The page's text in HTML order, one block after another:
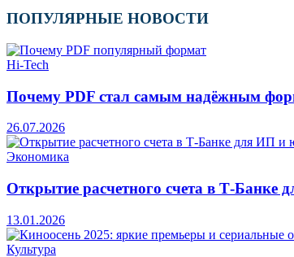
ПОПУЛЯРНЫЕ НОВОСТИ
Hi-Tech
Почему PDF стал самым надёжным
26.07.2026
Экономика
Открытие расчетного счета в Т-Банке
13.01.2026
Культура